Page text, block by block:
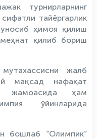
турнирларнинг
тайёргарлик
ҳимоя қилиш
қилиб бориш
жалб
мақсад нафақат
жамоасида ҳам
ўйинларида
бошлаб “Олимпик”